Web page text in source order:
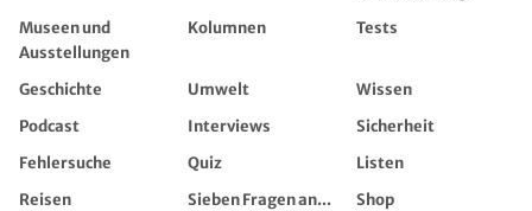
Museen und
Ausstellungen
Kolumnen Tests
Geschichte Umwelt
Wissen
Podcast
Interviews
Sicherheit
Fehlersuche
Quiz
Listen
Reisen
Sieben Fragen an...
Shop